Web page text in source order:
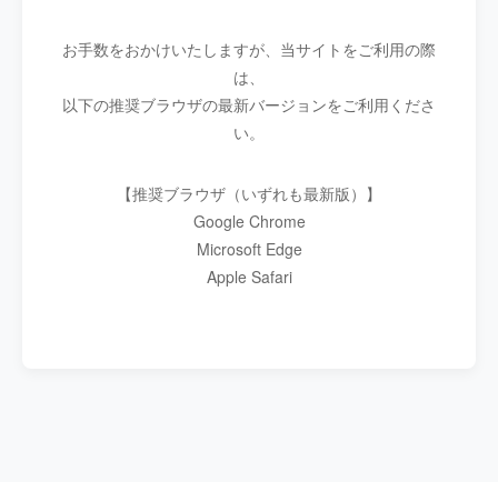
お手数をおかけいたしますが、当サイトをご利用の際
は、
以下の推奨ブラウザの最新バージョンをご利用くださ
い。
【推奨ブラウザ（いずれも最新版）】
Google Chrome
Microsoft Edge
Apple Safari